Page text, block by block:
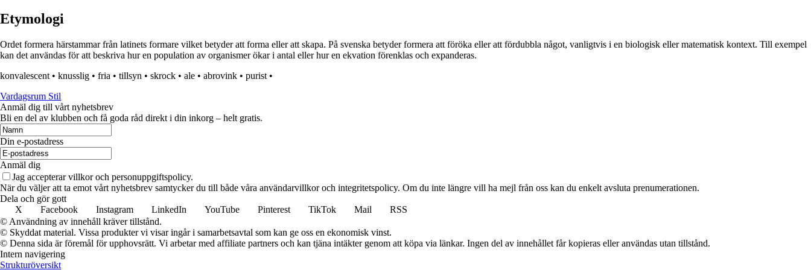
Etymologi
Ordet formera härstammar från latinets formare vilket betyder att forma eller att skapa. På svenska betyder formera att föröka eller att fördubbla något, vanligtvis i en biologisk eller matematisk kontext. Till exempel
kan det användas för att beskriva hur en population av organismer ökar i antal eller hur en ekvation förenklas och expanderas.
konvalescent • knusslig • fria • tillsyn • skrock • ale • abrovink • purist •
Vardagsrum Stil
Anmäl dig till vårt nyhetsbrev
Bli en del av klubben och få goda råd direkt i din inkorg – helt gratis.
Din e-postadress
Anmäl dig
Jag accepterar villkor och personuppgiftspolicy.
När du väljer att ta emot vårt nyhetsbrev samtycker du till både våra användarvillkor och integritetspolicy. Om du inte längre vill ha mejl från oss kan du enkelt avsluta prenumerationen.
Dela och gör gott
X
Facebook Instagram LinkedIn YouTube Pinterest TikTok Mail
RSS
© Användning av innehåll kräver tillstånd.
© Skyddat material. Vissa produkter vi visar ingår i samarbetsavtal som kan ge oss en ekonomisk vinst.
© Denna sida är föremål för upphovsrätt. Vi arbetar med affiliate partners och kan tjäna intäkter genom att köpa via länkar. Ingen del av innehållet får kopieras eller användas utan tillstånd.
Intern navigering
Strukturöversikt